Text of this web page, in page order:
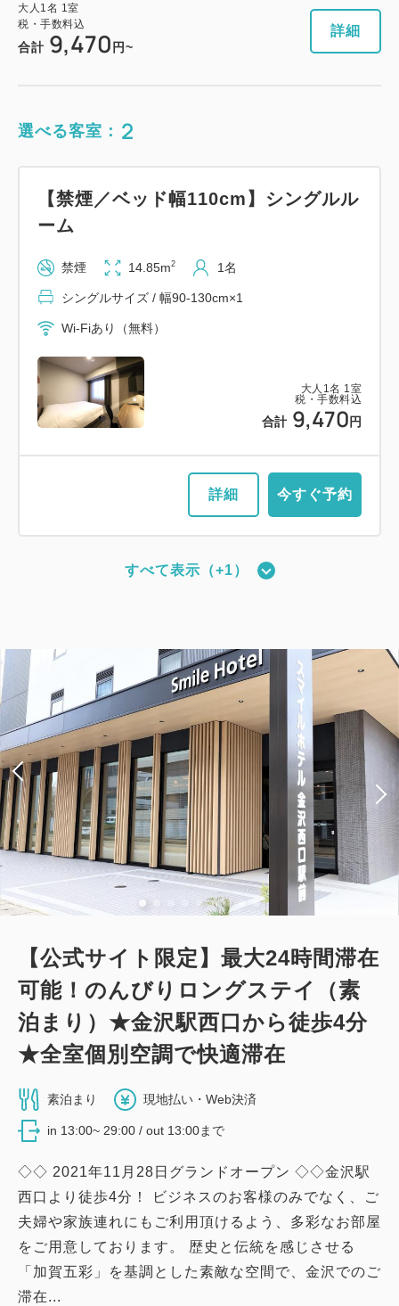
大人 1名 1室
税・手数料込
合計 9,470 円~
詳細
選べる客室： 2
大人 1名 1室
税・手数料込
合計 9,470 円
【禁煙／ベッド幅110cm】シングルル
ーム
禁煙 14.85m2 1名
シングルサイズ / 幅90-130cm×1
Wi-Fiあり（無料）
詳細 今すぐ予約
大人 1 名 1室
税・手数料込
合計 12,350円
禁煙 19.83m2 1~2名
シングルサイズ / 幅90-130cm×2
Wi-Fiあり（無料）
残り 1 詳細 今すぐ予約
すべて表示（+1）
【公式サイト限定】最大24時間滞在
可能！のんびりロングステイ（素
泊まり）★金沢駅西口から徒歩4分
★全室個別空調で快適滞在
素泊まり 現地払い・Web決済
in 13:00~ 29:00 / out 13:00まで
◇◇ 2021年11月28日グランドオープン ◇◇金沢駅
西口より徒歩4分！ ビジネスのお客様のみでなく、ご
夫婦や家族連れにもご利用頂けるよう、多彩なお部屋
をご用意しております。 歴史と伝統を感じさせる
「加賀五彩」を基調とした素敵な空間で、金沢でのご
滞在...